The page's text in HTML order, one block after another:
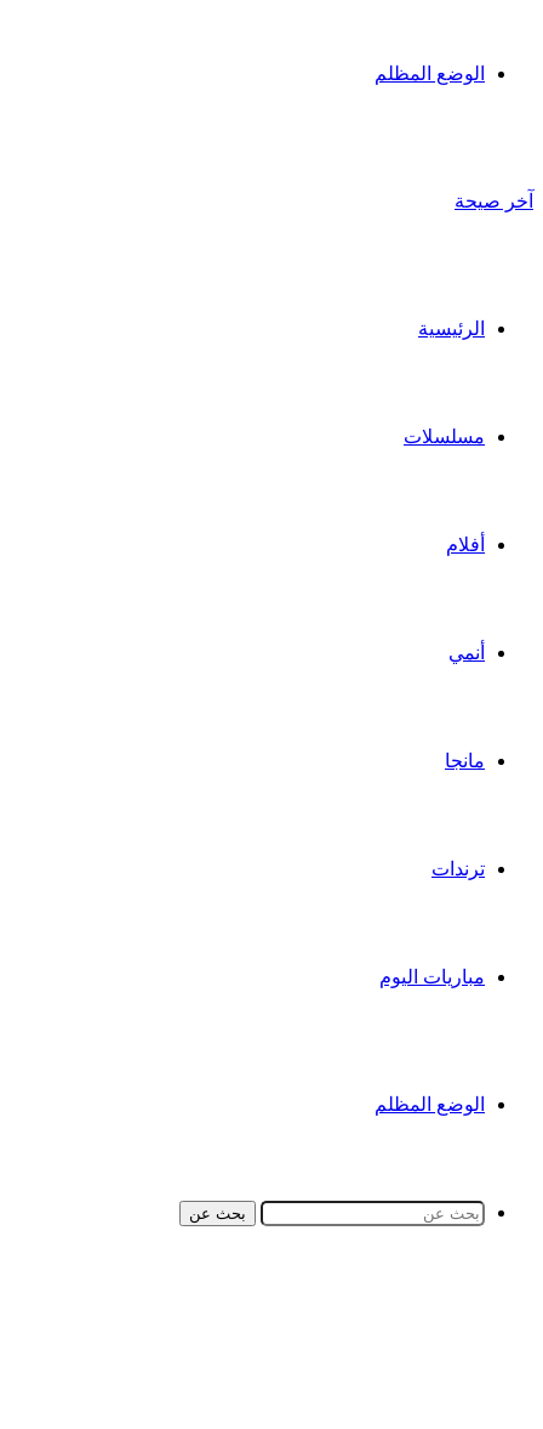
الوضع المظلم
آخر صيحة
الرئيسية
مسلسلات
أفلام
أنمي
مانجا
ترندات
مباريات اليوم
الوضع المظلم
بحث عن